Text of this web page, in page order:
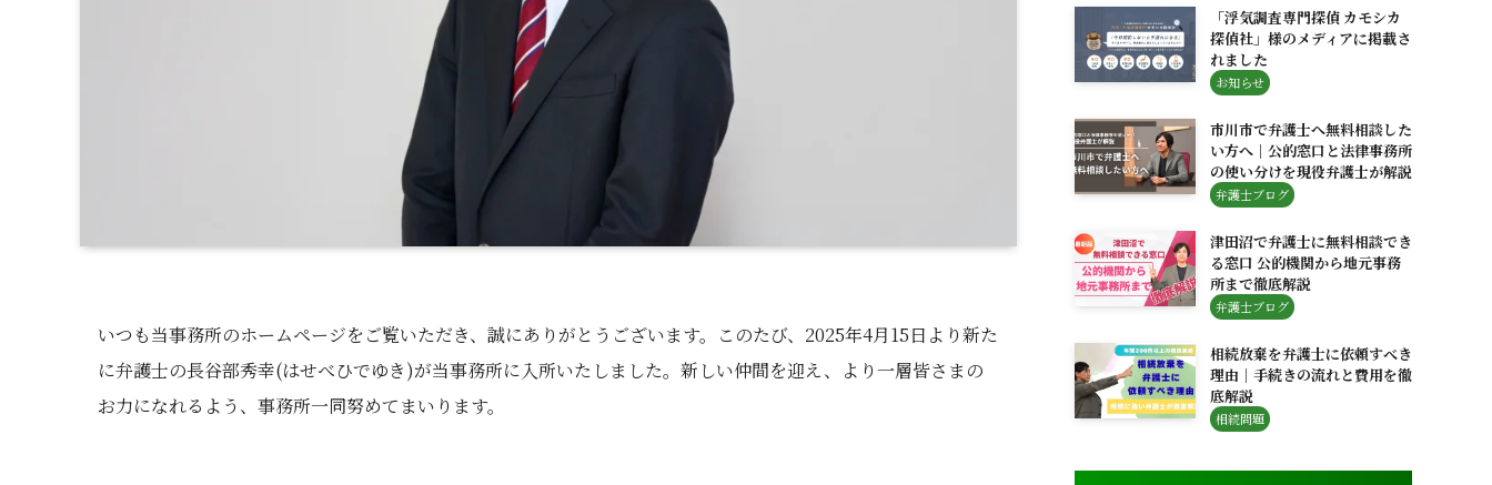
いつも当事務所のホームページをご覧いただき、誠にありがとうございます。このたび、2025年4月15日より新た
に弁護士の長谷部秀幸(はせべひでゆき)が当事務所に入所いたしました。新しい仲間を迎え、より一層皆さまの
お力になれるよう、事務所一同努めてまいります。
「浮気調査専門探偵 カモシカ
探偵社」様のメディアに掲載さ
れました
お知らせ
市川市で弁護士へ無料相談した
い方へ｜公的窓口と法律事務所
の使い分けを現役弁護士が解説
弁護士ブログ
津田沼で弁護士に無料相談でき
る窓口 公的機関から地元事務
所まで徹底解説
弁護士ブログ
相続放棄を弁護士に依頼すべき
理由｜手続きの流れと費用を徹
底解説
相続問題